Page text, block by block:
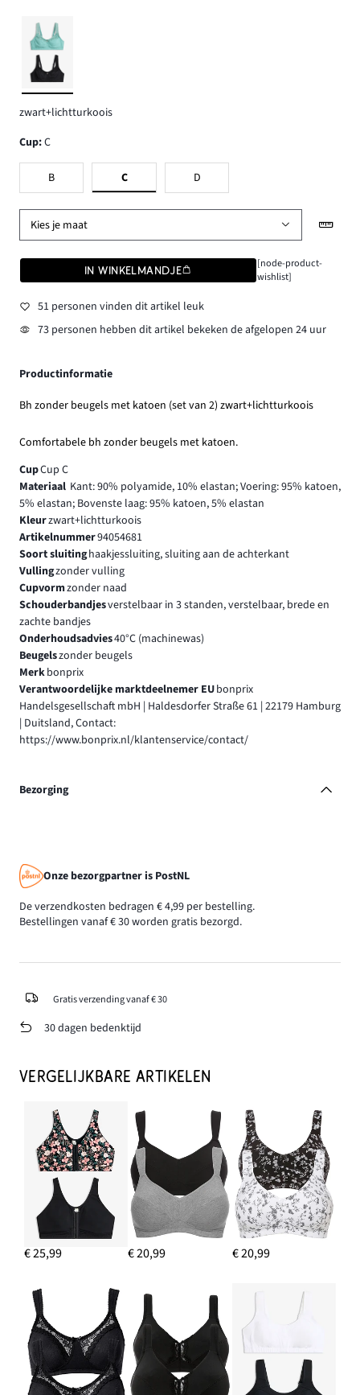
zwart+lichtturkoois
Cup:C
B C D
Kies je maat
IN WINKELMANDJE
[node-product-
wishlist]
51 personen vinden dit artikel leuk
73 personen hebben dit artikel bekeken de afgelopen 24 uur
Productinformatie
Bh zonder beugels met katoen (set van 2) zwart+lichtturkoois
Comfortabele bh zonder beugels met katoen.
CupCup C
Materiaal Kant: 90% polyamide, 10% elastan; Voering: 95% katoen,
5% elastan; Bovenste laag: 95% katoen, 5% elastan
Kleurzwart+lichtturkoois
Artikelnummer94054681
Soort sluitinghaakjessluiting, sluiting aan de achterkant
Vullingzonder vulling
Cupvormzonder naad
Schouderbandjesverstelbaar in 3 standen, verstelbaar, brede en
zachte bandjes
Onderhoudsadvies40°C (machinewas)
Beugelszonder beugels
Merkbonprix
Verantwoordelijke marktdeelnemer EUbonprix
Handelsgesellschaft mbH | Haldesdorfer Straße 61 | 22179 Hamburg
| Duitsland, Contact:
https://www.bonprix.nl/klantenservice/contact/
Bezorging
Onze bezorgpartner is PostNL
De verzendkosten bedragen € 4,99 per bestelling.
Bestellingen vanaf € 30 worden gratis bezorgd.
Gratis verzending vanaf € 30
30 dagen bedenktijd
VERGELIJKBARE ARTIKELEN
€ 25,99 € 20,99 € 20,99